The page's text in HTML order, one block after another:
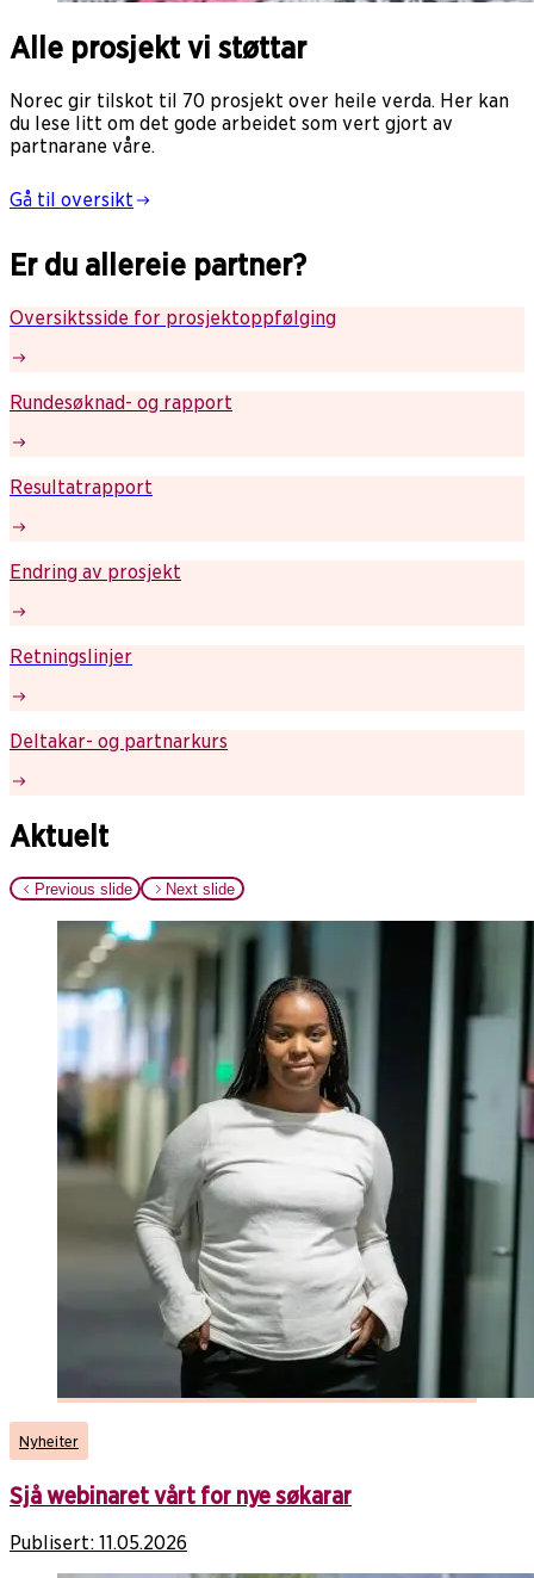
Alle prosjekt vi støttar
Norec gir tilskot til 70 prosjekt over heile verda. Her kan
du lese litt om det gode arbeidet som vert gjort av
partnarane våre.
Gå til oversikt
Er du allereie partner?
Oversiktsside for prosjektoppfølging
Rundesøknad- og rapport
Resultatrapport
Endring av prosjekt
Retningslinjer
Deltakar- og partnarkurs
Aktuelt
Previous slide Next slide
Nyheiter
Sjå webinaret vårt for nye søkarar
Publisert: 11.05.2026